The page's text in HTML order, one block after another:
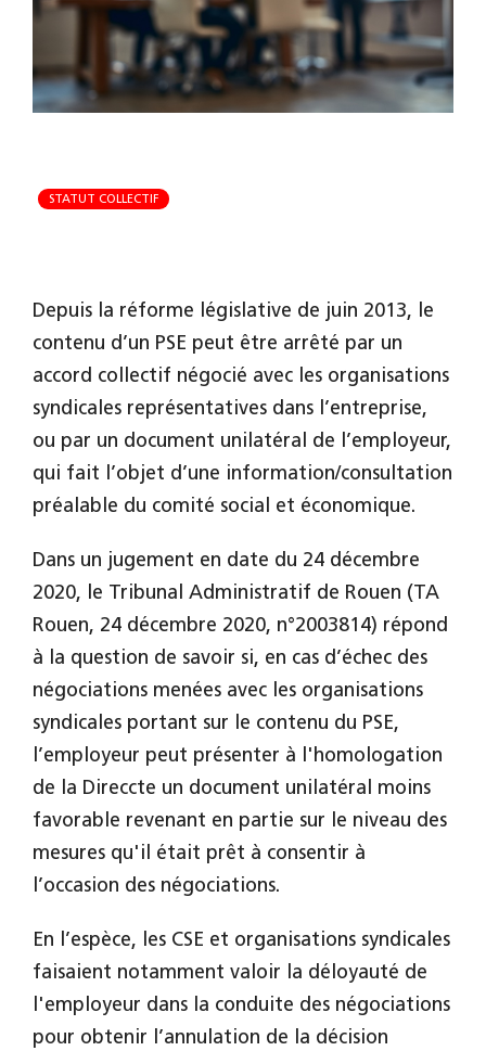
STATUT COLLECTIF
Depuis la réforme législative de juin 2013, le
contenu d’un PSE peut être arrêté par un
accord collectif négocié avec les organisations
syndicales représentatives dans l’entreprise,
ou par un document unilatéral de l’employeur,
qui fait l’objet d’une information/consultation
préalable du comité social et économique.
Dans un jugement en date du 24 décembre
2020, le Tribunal Administratif de Rouen (TA
Rouen, 24 décembre 2020, n°2003814) répond
à la question de savoir si, en cas d’échec des
négociations menées avec les organisations
syndicales portant sur le contenu du PSE,
l’employeur peut présenter à l'homologation
de la Direccte un document unilatéral moins
favorable revenant en partie sur le niveau des
mesures qu'il était prêt à consentir à
l’occasion des négociations.
En l’espèce, les CSE et organisations syndicales
faisaient notamment valoir la déloyauté de
l'employeur dans la conduite des négociations
pour obtenir l’annulation de la décision